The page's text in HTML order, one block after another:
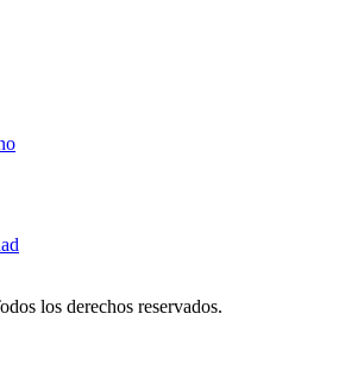
los derechos reservados.